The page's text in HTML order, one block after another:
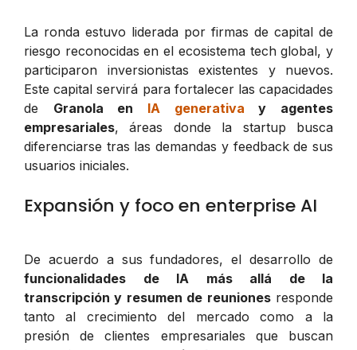
La ronda estuvo liderada por firmas de capital de
riesgo reconocidas en el ecosistema tech global, y
participaron inversionistas existentes y nuevos.
Este capital servirá para fortalecer las capacidades
de Granola en IA generativa y agentes
empresariales, áreas donde la startup busca
diferenciarse tras las demandas y feedback de sus
usuarios iniciales.
Expansión y foco en enterprise AI
De acuerdo a sus fundadores, el desarrollo de
funcionalidades de IA más allá de la
transcripción y resumen de reunionesresponde
tanto al crecimiento del mercado como a la
presión de clientes empresariales que buscan